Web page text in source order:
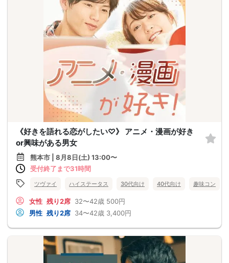
《好きを語れる恋がしたい♡》 アニメ・漫画が好き
or興味がある男女
熊本市 | 8月8日(土) 13:00〜
受付終了まで31時間
ツヴァイ ハイステータス 30代向け 40代向け 趣味コン
女性 残り2席 32〜42歳 500円
男性 残り2席 34〜42歳 3,400円